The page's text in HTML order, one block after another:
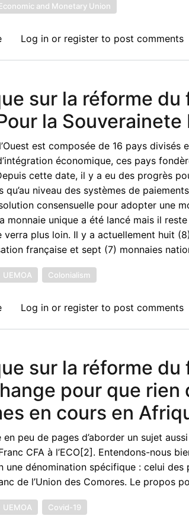
and Monetary Union
about
Bond
Payments
amid
Regional
Sanctions
Log inor registerto post comments
sur la réforme du
la
l’Ouest est composée de 16 pays
économique, ces pays
cette date, il y a eu des progrès
qu’au niveau des systèmes de
consensuelle pour adopter une
monnaie unique a été lancé mais il
verra plus loin. Il y a actuellement huit
française et sept (7) monnaies
UEMOA Colonialism
about
réforme
du
franc
CFA
Afrique
de
l'Ouest:
La
Lutte
Pour
Log inor registerto post comments
sur la réforme
pour que
en cours en
peu de pages d’aborder un sujet
CFA à l’ECO[2]. Entendons-nous
une dénomination spécifique : celui des
de l’Union des Comores. Le propos
UEMOA Covid-19